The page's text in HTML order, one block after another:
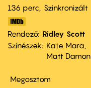
136 perc,
Szinkronizált
Rendező Ridley Scott
Színészek
Kate Mara
Matt Damon
Megosztom